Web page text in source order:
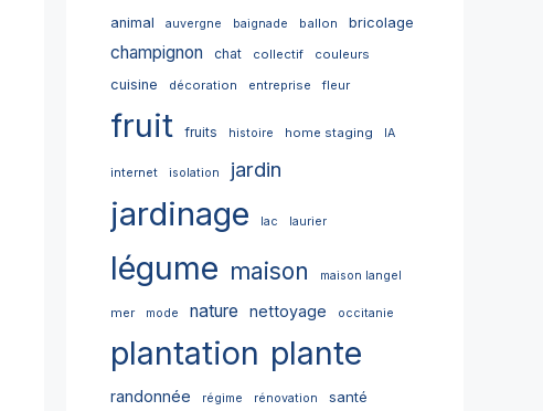
animal auvergne baignade ballon bricolage
champignon chat collectif couleurs
cuisine décoration entreprise fleur
fruit fruits histoire home staging IA
internet isolation jardin
jardinage lac laurier
légume maison maison langel
mer mode nature nettoyage occitanie
plantation plante
randonnée régime rénovation
santé